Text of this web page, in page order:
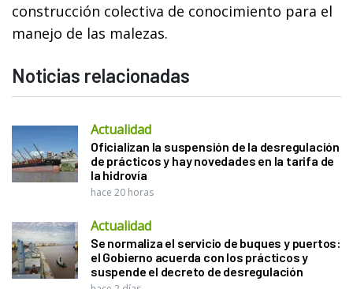
construcción colectiva de conocimiento para el
manejo de las malezas.
Noticias relacionadas
Actualidad
Oficializan la suspensión de la desregulación
de prácticos y hay novedades en la tarifa de
la hidrovía
hace 20 horas
Actualidad
Se normaliza el servicio de buques y puertos:
el Gobierno acuerda con los prácticos y
suspende el decreto de desregulación